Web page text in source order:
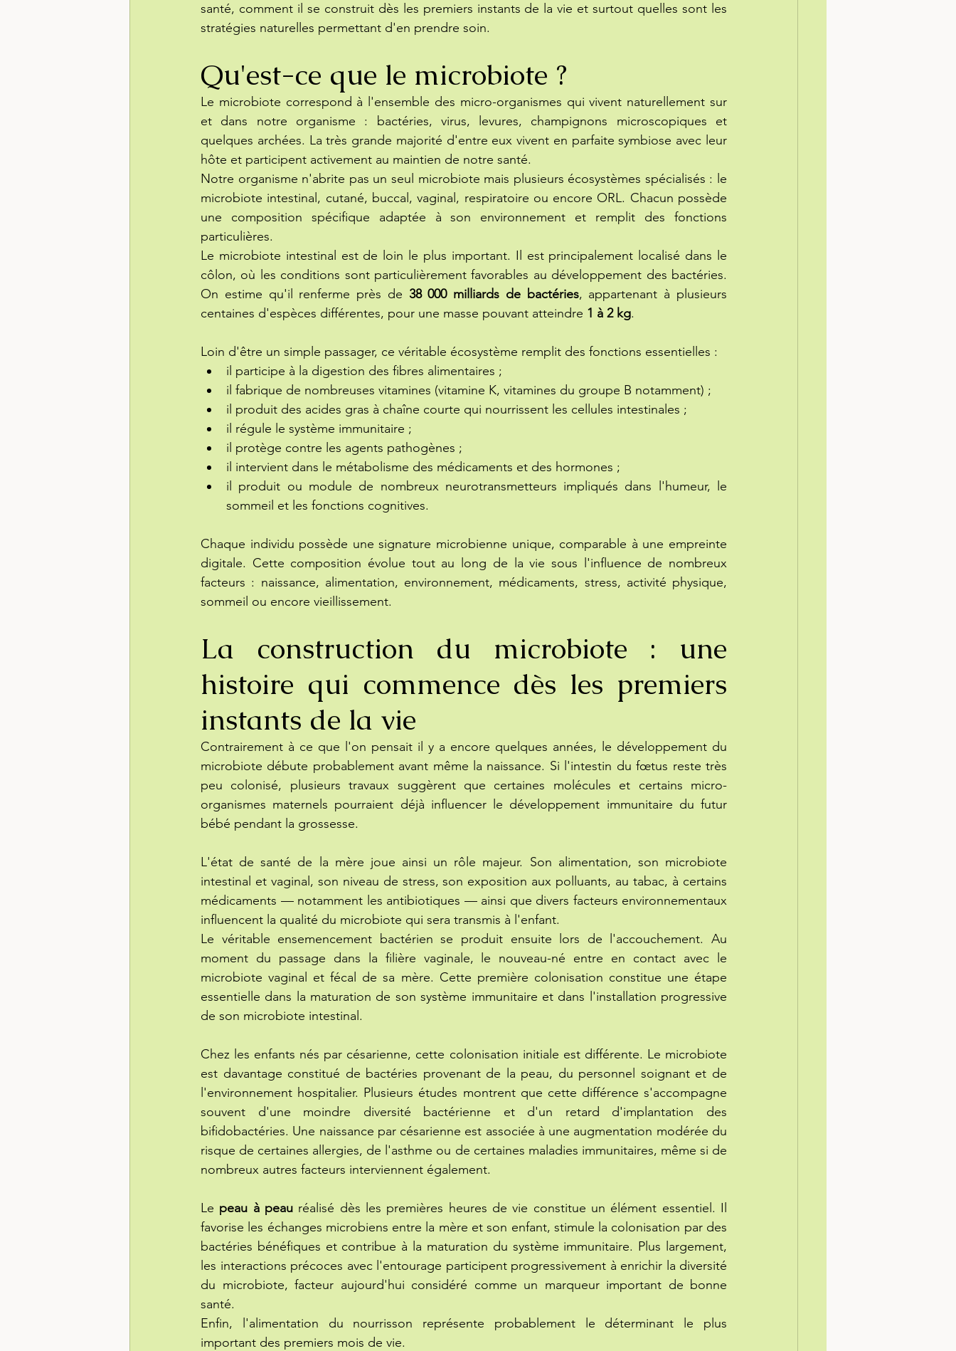
santé, comment il se construit dès les premiers instants de la vie et surtout quelles sont les
stratégies naturelles permettant d'en prendre soin.
Qu'est-ce que le microbiote ?
Le microbiote correspond à l'ensemble des micro-organismes qui vivent naturellement sur
et dans notre organisme : bactéries, virus, levures, champignons microscopiques et
quelques archées. La très grande majorité d'entre eux vivent en parfaite symbiose avec leur
hôte et participent activement au maintien de notre santé.
Notre organisme n'abrite pas un seul microbiote mais plusieurs écosystèmes spécialisés : le
microbiote intestinal, cutané, buccal, vaginal, respiratoire ou encore ORL. Chacun possède
une composition spécifique adaptée à son environnement et remplit des fonctions
particulières.
Le microbiote intestinal est de loin le plus important. Il est principalement localisé dans le
côlon, où les conditions sont particulièrement favorables au développement des bactéries.
On estime qu'il renferme près de 38 000 milliards de bactéries, appartenant à plusieurs
centaines d'espèces différentes, pour une masse pouvant atteindre 1 à 2 kg.
Loin d'être un simple passager, ce véritable écosystème remplit des fonctions essentielles :
il participe à la digestion des fibres alimentaires ;
il fabrique de nombreuses vitamines (vitamine K, vitamines du groupe B notamment) ;
il produit des acides gras à chaîne courte qui nourrissent les cellules intestinales ;
il régule le système immunitaire ;
il protège contre les agents pathogènes ;
il intervient dans le métabolisme des médicaments et des hormones ;
il produit ou module de nombreux neurotransmetteurs impliqués dans l'humeur, le
sommeil et les fonctions cognitives.
Chaque individu possède une signature microbienne unique, comparable à une empreinte
digitale. Cette composition évolue tout au long de la vie sous l'influence de nombreux
facteurs : naissance, alimentation, environnement, médicaments, stress, activité physique,
sommeil ou encore vieillissement.
La construction du microbiote : une
histoire qui commence dès les premiers
instants de la vie
Contrairement à ce que l'on pensait il y a encore quelques années, le développement du
microbiote débute probablement avant même la naissance. Si l'intestin du fœtus reste très
peu colonisé, plusieurs travaux suggèrent que certaines molécules et certains micro-
organismes maternels pourraient déjà influencer le développement immunitaire du futur
bébé pendant la grossesse.
L'état de santé de la mère joue ainsi un rôle majeur. Son alimentation, son microbiote
intestinal et vaginal, son niveau de stress, son exposition aux polluants, au tabac, à certains
médicaments — notamment les antibiotiques — ainsi que divers facteurs environnementaux
influencent la qualité du microbiote qui sera transmis à l'enfant.
Le véritable ensemencement bactérien se produit ensuite lors de l'accouchement. Au
moment du passage dans la filière vaginale, le nouveau-né entre en contact avec le
microbiote vaginal et fécal de sa mère. Cette première colonisation constitue une étape
essentielle dans la maturation de son système immunitaire et dans l'installation progressive
de son microbiote intestinal.
Chez les enfants nés par césarienne, cette colonisation initiale est différente. Le microbiote
est davantage constitué de bactéries provenant de la peau, du personnel soignant et de
l'environnement hospitalier. Plusieurs études montrent que cette différence s'accompagne
souvent d'une moindre diversité bactérienne et d'un retard d'implantation des
bifidobactéries. Une naissance par césarienne est associée à une augmentation modérée du
risque de certaines allergies, de l'asthme ou de certaines maladies immunitaires, même si de
nombreux autres facteurs interviennent également.
Le peau à peau réalisé dès les premières heures de vie constitue un élément essentiel. Il
favorise les échanges microbiens entre la mère et son enfant, stimule la colonisation par des
bactéries bénéfiques et contribue à la maturation du système immunitaire. Plus largement,
les interactions précoces avec l'entourage participent progressivement à enrichir la diversité
du microbiote, facteur aujourd'hui considéré comme un marqueur important de bonne
santé.
Enfin, l'alimentation du nourrisson représente probablement le déterminant le plus
important des premiers mois de vie.